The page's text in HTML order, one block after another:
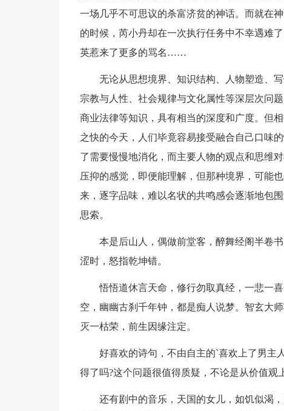
一场几乎不可思议的杀富济贫的神话。而就在
的时候，芮小丹却在一次执行任务中不幸遇难
英惹来了更多的骂名……
无论从思想境界、知识结构、人物塑造、写
宗教与人性、社会规律与文化属性等深层次问
商业法律等知识，具有相当的深度和广度。但
之快的今天，人们毕竟容易接受融合自己口味
了需要慢慢地消化，而主要人物的观点和思维
压抑的感觉，即便能理解，但那种境界，可能
来，逐字品味，难以名状的共鸣感会逐渐地包
思索。
本是后山人，偶做前堂客，醉舞经阁半卷书
涩时，怒指乾坤错。
悟悟道休言天命，修行勿取真经，一悲一喜
空，幽幽古刹千年钟，都是痴人说梦。智玄大
灭一枯荣，前生因缘注定。
好喜欢的诗句，不由自主的`喜欢上了男主
得了吗?这个问题很值得质疑，不论是从价值观
还有剧中的音乐，天国的女儿，如饥似渴，